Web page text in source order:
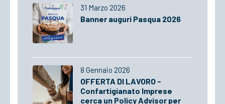
31 Marzo 2026
Banner auguri Pasqua 2026
8 Gennaio 2026
OFFERTA DI LAVORO -
Confartigianato Imprese
cerca un Policy Advisor per